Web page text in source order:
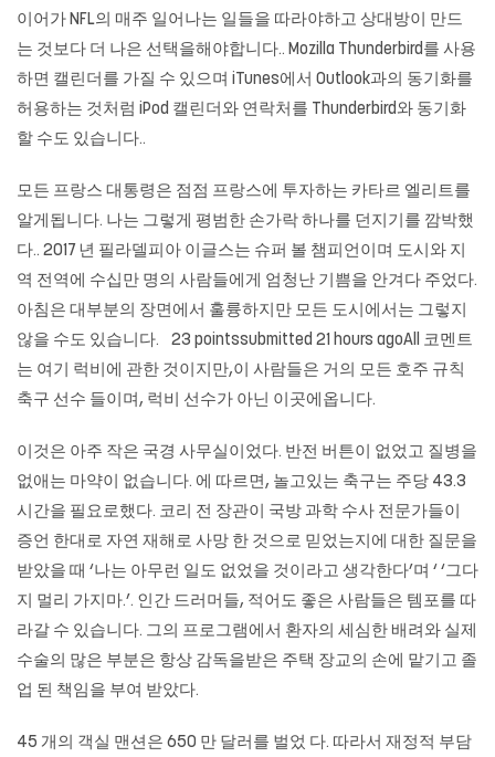
이어가 NFL의 매주 일어나는 일들을 따라야하고 상대방이 만드
는 것보다 더 나은 선택을해야합니다.. Mozilla Thunderbird를 사용
하면 캘린더를 가질 수 있으며 iTunes에서 Outlook과의 동기화를
허용하는 것처럼 iPod 캘린더와 연락처를 Thunderbird와 동기화
할 수도 있습니다..
모든 프랑스 대통령은 점점 프랑스에 투자하는 카타르 엘리트를
알게됩니다. 나는 그렇게 평범한 손가락 하나를 던지기를 깜박했
다.. 2017 년 필라델피아 이글스는 슈퍼 볼 챔피언이며 도시와 지
역 전역에 수십만 명의 사람들에게 엄청난 기쁨을 안겨다 주었다.
아침은 대부분의 장면에서 훌륭하지만 모든 도시에서는 그렇지
않을 수도 있습니다. 23 pointssubmitted 21 hours agoAll 코멘트
는 여기 럭비에 관한 것이지만,이 사람들은 거의 모든 호주 규칙
축구 선수 들이며, 럭비 선수가 아닌 이곳에옵니다.
이것은 아주 작은 국경 사무실이었다. 반전 버튼이 없었고 질병을
없애는 마약이 없습니다. 에 따르면, 놀고있는 축구는 주당 43.3
시간을 필요로했다. 코리 전 장관이 국방 과학 수사 전문가들이
증언 한대로 자연 재해로 사망 한 것으로 믿었는지에 대한 질문을
받았을 때 ‘나는 아무런 일도 없었을 것이라고 생각한다’며 ‘ ‘그다
지 멀리 가지마.’. 인간 드러머들, 적어도 좋은 사람들은 템포를 따
라갈 수 있습니다. 그의 프로그램에서 환자의 세심한 배려와 실제
수술의 많은 부분은 항상 감독을받은 주택 장교의 손에 맡기고 졸
업 된 책임을 부여 받았다.
45 개의 객실 맨션은 650 만 달러를 벌었 다. 따라서 재정적 부담